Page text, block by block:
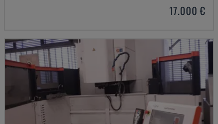
17.000 €